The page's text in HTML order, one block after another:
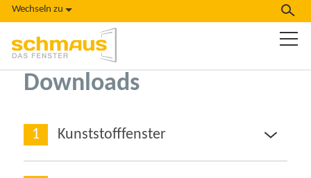
Wechseln zu
Downloads
Kunststofffenster